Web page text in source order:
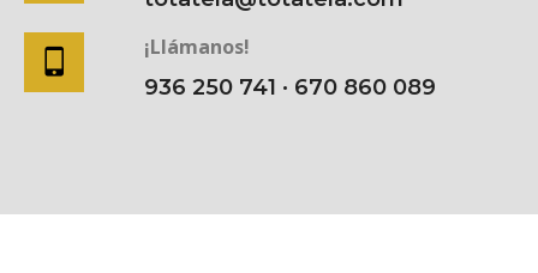
¡Llámanos!
936 250 741 · 670 860 089